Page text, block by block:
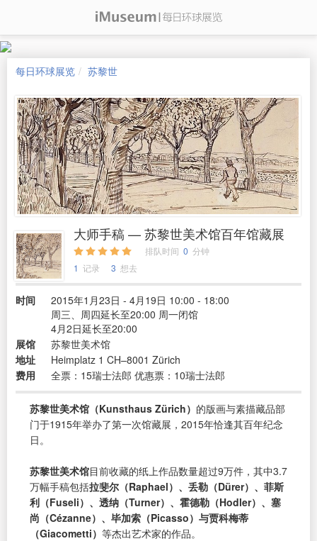
每日环球展览 苏黎世
大师手稿 — 苏黎世美术馆百年馆藏展
排队时间 0 分钟
1 记录 3 想去
时间
2015年1月23日 - 4月19日 10:00 - 18:00
周三、周四延长至20:00 周一闭馆
4月2日延长至20:00
展馆
苏黎世美术馆
地址
Heimplatz 1 CH–8001 Zürich
费用
全票：15瑞士法郎 优惠票：10瑞士法郎
苏黎世美术馆（Kunsthaus Zürich） 的版画与素描藏品部
门于1915年举办了第一次馆藏展，2015年恰逢其百年纪念
日。
苏黎世美术馆目前收藏的纸上作品数量超过9万件，其中3.7
万幅手稿包括拉斐尔（Raphael）、丢勒（Dürer）、菲斯
利（Fuseli）、透纳（Turner）、霍德勒（Hodler）、塞
尚（Cézanne）、毕加索（Picasso）与贾科梅蒂
（Giacometti） 等杰出艺术家的作品。